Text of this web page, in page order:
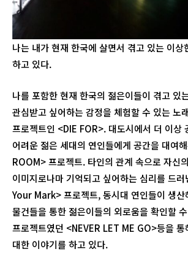
나는 내가 현재 한국에 살면서 겪고 있는 이상
하고 있다.
나를 포함한 현재 한국의 젊은이들이 겪고 있
관심받고 싶어하는 감정을 체험할 수 있는 노
프로젝트인 <DIE FOR>. 대도시에서 더 이상
어려운 젊은 세대의 연인들에게 공간을 대여
ROOM> 프로젝트. 타인의 관계 속으로 자신
이미지로나마 기억되고 싶어하는 심리를 드
Your Mark> 프로젝트, 동시대 연인들이 생산
물건들을 통한 젊은이들의 외로움을 확인할
프로젝트였던 <NEVER LET ME GO>등을 통
대한 이야기를 하고 있다.